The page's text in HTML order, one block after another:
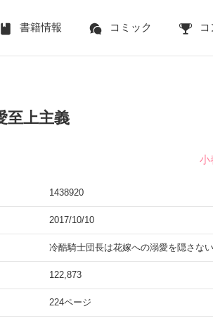
書籍情報 コミック
至上主義
小
1438920
2017/10/10
冷酷騎士団長は花嫁への溺愛を隠さな
122,873
224ページ